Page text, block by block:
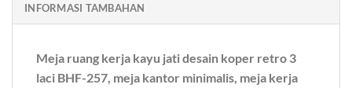
INFORMASI TAMBAHAN
Meja ruang kerja kayu jati desain koper retro 3
laci BHF-257, meja kantor minimalis, meja kerja